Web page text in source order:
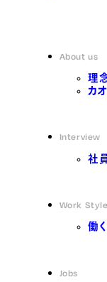
About us
理
カ
Interview
社
Work Style
働
Jobs